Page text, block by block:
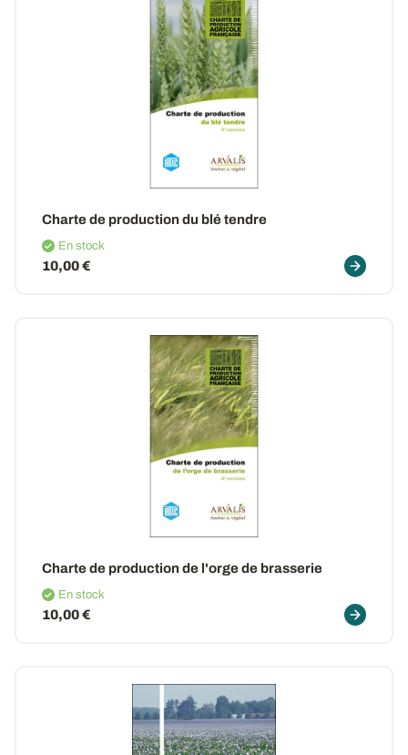
Charte de production du blé tendre
En stock
10,00 €
Charte de production de l'orge de brasserie
En stock
10,00 €